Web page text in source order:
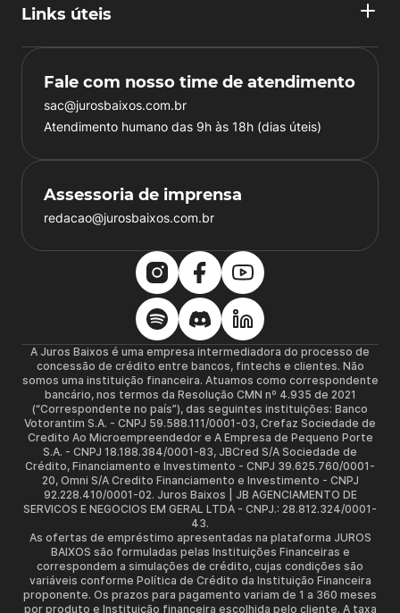
Links úteis
Fale com nosso time de atendimento
sac@jurosbaixos.com.br
Atendimento humano das 9h às 18h (dias úteis)
Assessoria de imprensa
redacao@jurosbaixos.com.br
A Juros Baixos é uma empresa intermediadora do processo de
concessão de crédito entre bancos, fintechs e clientes. Não
somos uma instituição financeira. Atuamos como correspondente
bancário, nos termos da Resolução CMN nº 4.935 de 2021
(“Correspondente no país”), das seguintes instituições: Banco
Votorantim S.A. - CNPJ 59.588.111/0001-03, Crefaz Sociedade de
Credito Ao Microempreendedor e A Empresa de Pequeno Porte
S.A. - CNPJ 18.188.384/0001-83, JBCred S/A Sociedade de
Crédito, Financiamento e Investimento - CNPJ 39.625.760/0001-
20, Omni S/A Credito Financiamento e Investimento - CNPJ
92.228.410/0001-02. Juros Baixos | JB AGENCIAMENTO DE
SERVICOS E NEGOCIOS EM GERAL LTDA - CNPJ.: 28.812.324/0001-
43.
As ofertas de empréstimo apresentadas na plataforma JUROS
BAIXOS são formuladas pelas Instituições Financeiras e
correspondem a simulações de crédito, cujas condições são
variáveis conforme Política de Crédito da Instituição Financeira
proponente. Os prazos para pagamento variam de 1 a 360 meses
por produto e Instituição financeira escolhida pelo cliente. A taxa